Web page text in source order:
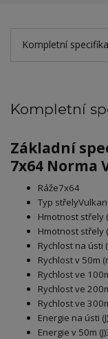
Kompletní
Kompletní
Základní
7x64 Norma
Ráže7x64
Typ střelyVulkan
Hmotnost střely
Hmotnost střely
Rychlost na ústi
Rychlost v 50m
Rychlost ve
Rychlost ve
Rychlost ve
Energie na ústi
Energie v 50m